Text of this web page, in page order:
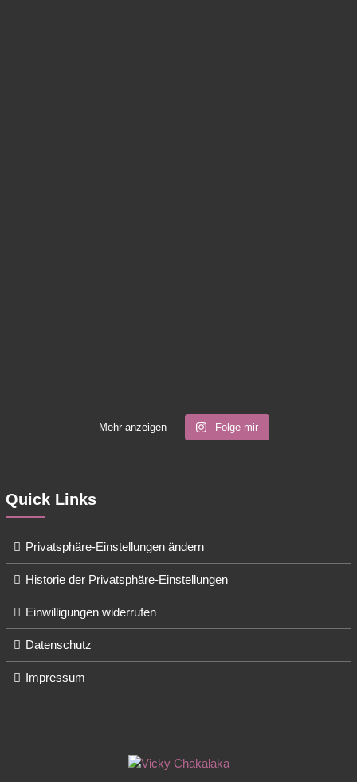
Mehr anzeigen Folge mir
Quick Links
Privatsphäre-Einstellungen ändern
Historie der Privatsphäre-Einstellungen
Einwilligungen widerrufen
Datenschutz
Impressum